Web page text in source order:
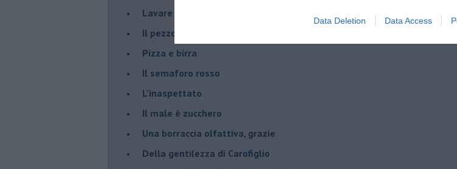
Data Deletion Data Access
​Lavare la coscienza
​Il pezzo di legno
​Pizza e birra
​Il semaforo rosso
​L’inaspettato
​Il male è zucchero
​Una borraccia olfattiva, grazie
​Della gentilezza di Carofiglio